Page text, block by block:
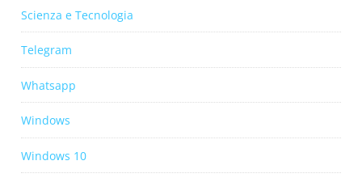
Scienza e Tecnologia
Telegram
Whatsapp
Windows
Windows 10